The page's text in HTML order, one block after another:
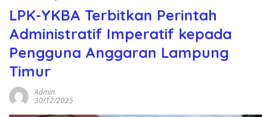
LPK-YKBA Terbitkan Perintah
Administratif Imperatif kepada
Pengguna Anggaran Lampung
Timur
Admin
30/12/2025